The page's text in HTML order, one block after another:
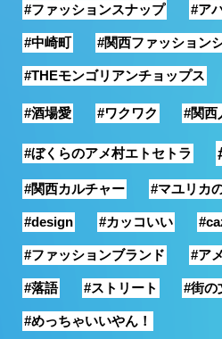
#ファッションスナップ #ア
#中崎町 #関西ファッション
#THEモンゴリアンチョップス
#酒場愛 #ワクワク #関西
#ぼくらのアメ村エトセトラ
#関西カルチャー #マユリカ
#design #カッコいい
#ファッションブランド #ア
#落語 #ストリート #街の
#めっちゃいいやん！